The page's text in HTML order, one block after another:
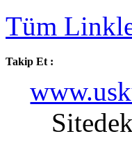
Tüm
Takip Et :